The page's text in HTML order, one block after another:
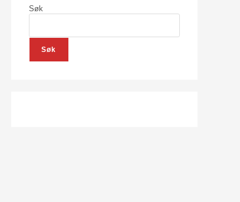
Søk
Søk